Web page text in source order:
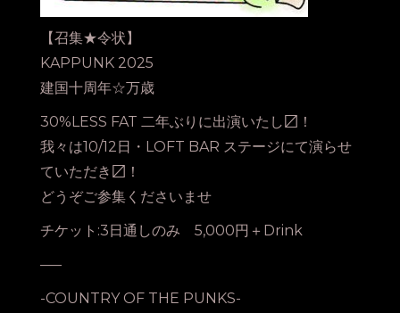
【召集★令状】
KAPPUNK 2025
建国十周年☆万歳
30%LESS FAT 二年ぶりに出演いたし〼！
我々は10/12日・LOFT BAR ステージにて演らせ
ていただき〼！
どうぞご参集くださいませ
チケット:3日通しのみ 5,000円＋Drink
—–
-COUNTRY OF THE PUNKS-